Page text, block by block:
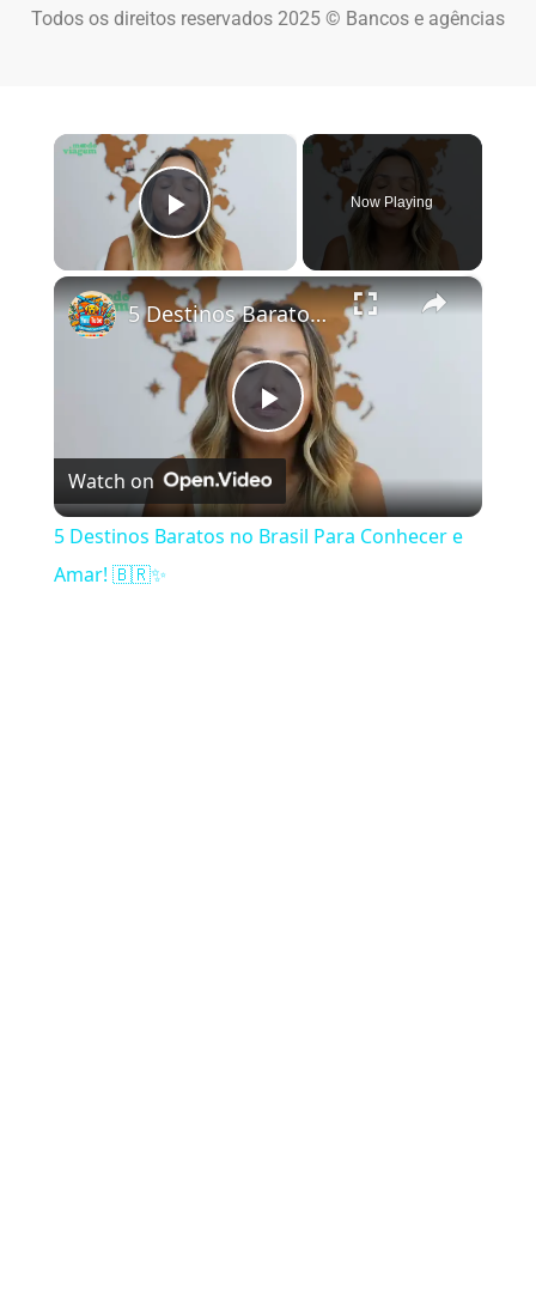
Todos os direitos reservados 2025 © Bancos e agências
×
Play Video
Now Playing
×
Play Video
5 Destinos Baratos no Brasil Para Conhecer e Amar! 🇧🇷✨
Watch on
5 Destinos Baratos no Brasil Para Conhecer e
Amar! 🇧🇷✨